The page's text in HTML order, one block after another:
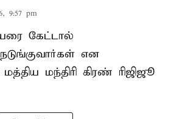
9:57 pm
கேட்டால்
என
மந்திரி கிரண் ரிஜிஜூ